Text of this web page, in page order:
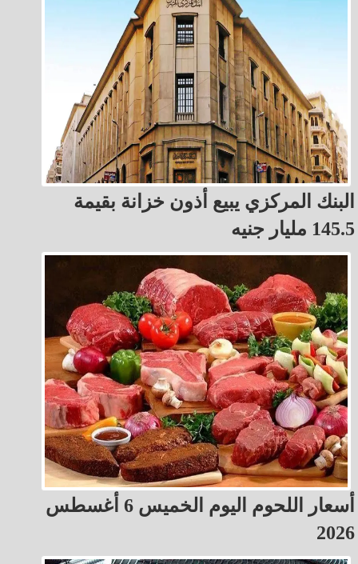
البنك المركزي يبيع أذون خزانة بقيمة
145.5 مليار جنيه
أسعار اللحوم اليوم الخميس 6 أغسطس
2026